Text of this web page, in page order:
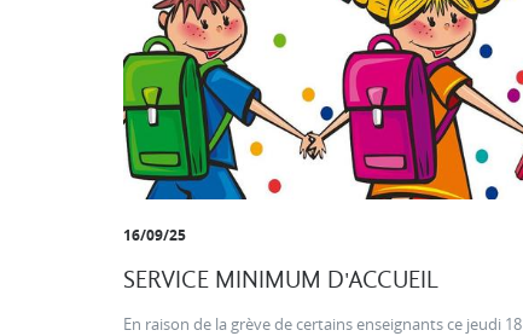
16/09/25
SERVICE MINIMUM D'ACCUEIL
En raison de la grève de certains enseignants ce jeudi 18